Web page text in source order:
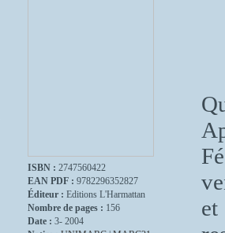
ISBN : 2747560422
EAN PDF : 9782296352827
Éditeur : Editions L'Harmattan
Nombre de pages : 156
Date : 3- 2004